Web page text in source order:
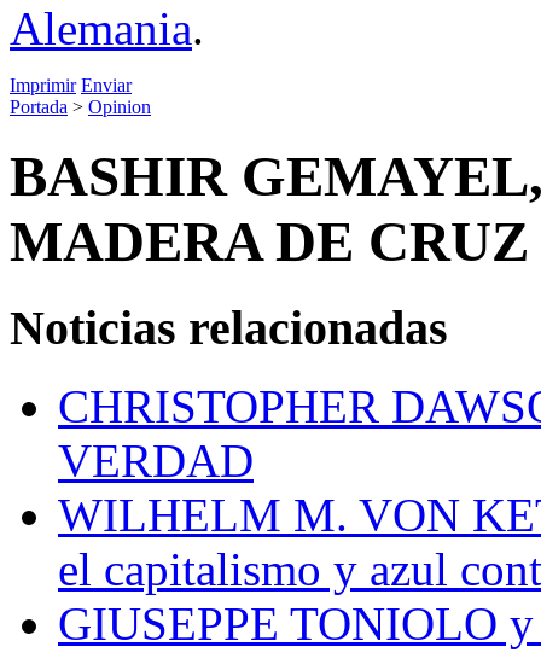
Alemania.
Imprimir Enviar
Portada > Opinion
BASHIR
MADERA DE CRUZ
Noticias relacionadas
CHRISTOPHER
VERDAD
WILHELM M. VON
el capitalismo y azul
GIUSEPPE TONIOLO